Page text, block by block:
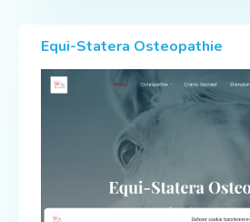
Equi-Statera Osteopathie